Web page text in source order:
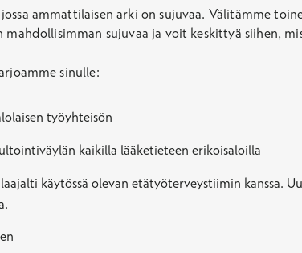
ammattilaisen arki on sujuvaa. Välitämme
sujuvaa ja voit keskittyä siihen,
sinulle:
työyhteisön
kaikilla lääketieteen erikoisaloilla
käytössä olevan etätyöterveystiimin kanssa.